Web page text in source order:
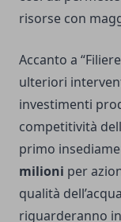
risorse con
Accanto a
ulteriori
investimenti
competitività
primo
milioni per
qualità
riguarderanno